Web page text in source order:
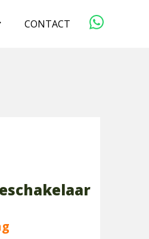
CONTACT